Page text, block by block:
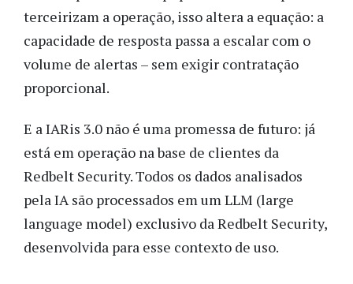
terceirizam a operação, isso altera a equação: a
capacidade de resposta passa a escalar com o
volume de alertas – sem exigir contratação
proporcional.
E a IARis 3.0 não é uma promessa de futuro: já
está em operação na base de clientes da
Redbelt Security. Todos os dados analisados
pela IA são processados em um LLM (large
language model) exclusivo da Redbelt Security,
desenvolvida para esse contexto de uso.